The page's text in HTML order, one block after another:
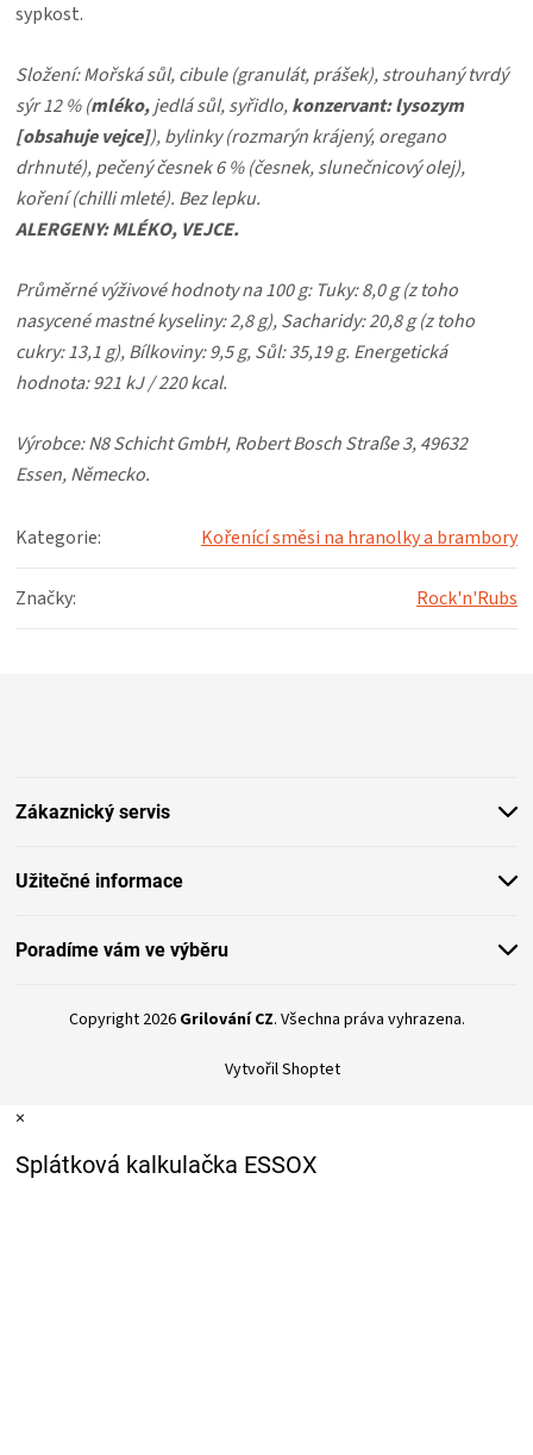
sypkost.
Složení: Mořská sůl, cibule (granulát, prášek), strouhaný tvrdý
sýr 12 % (mléko,jedlá sůl, syřidlo,konzervant: lysozym
[obsahuje vejce]), bylinky (rozmarýn krájený, oregano
drhnuté), pečený česnek 6 % (česnek, slunečnicový olej),
koření (chilli mleté). Bez lepku.
ALERGENY: MLÉKO, VEJCE.
Průměrné výživové hodnoty na 100 g: Tuky: 8,0 g (z toho
nasycené mastné kyseliny: 2,8 g), Sacharidy: 20,8 g (z toho
cukry: 13,1 g), Bílkoviny: 9,5 g, Sůl: 35,19 g. Energetická
hodnota: 921 kJ / 220 kcal.
Výrobce:N8 Schicht GmbH,Robert Bosch Straße 3,49632
Essen, Německo.
Kategorie: Kořenící směsi na hranolky a brambory
Značky: Rock'n'Rubs
Zákaznický servis
Užitečné informace
Poradíme vám ve výběru
Vytvořil Shoptet
Copyright 2026 Grilování CZ. Všechna práva vyhrazena.
×
Splátková kalkulačka ESSOX